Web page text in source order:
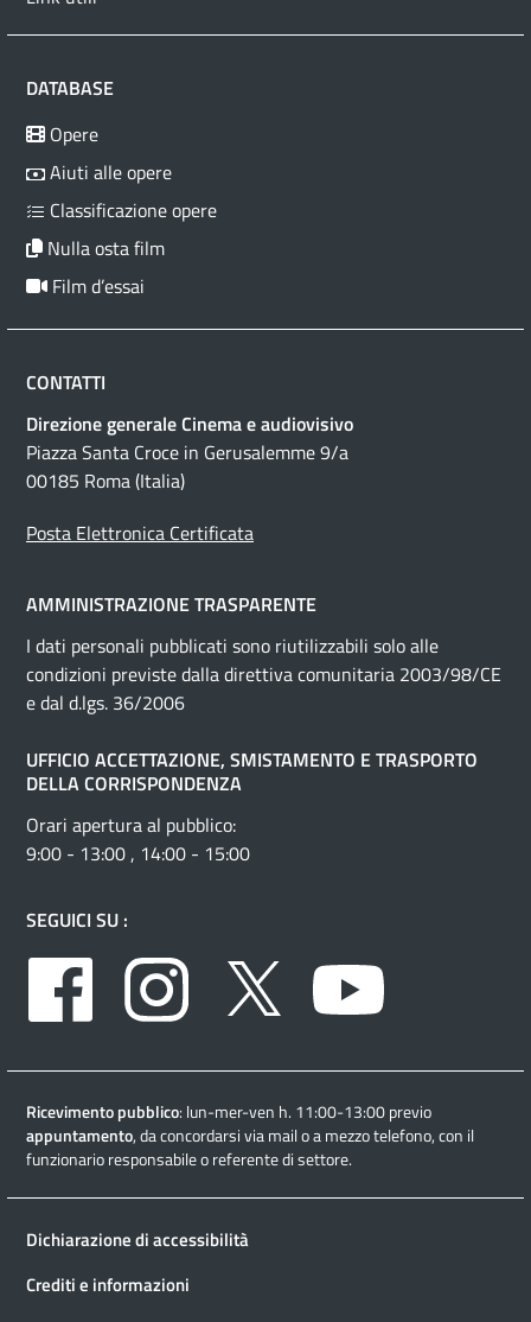
DATABASE
Opere
Aiuti alle opere
Classificazione opere
Nulla osta film
Film d’essai
CONTATTI
Direzione generale Cinema e audiovisivo
Piazza Santa Croce in Gerusalemme 9/a
00185 Roma (Italia)
Posta Elettronica Certificata
AMMINISTRAZIONE TRASPARENTE
I dati personali pubblicati sono riutilizzabili solo alle
condizioni previste dalla direttiva comunitaria 2003/98/CE
e dal d.lgs. 36/2006
UFFICIO ACCETTAZIONE, SMISTAMENTO E TRASPORTO
DELLA CORRISPONDENZA
Orari apertura al pubblico:
9:00 - 13:00 , 14:00 - 15:00
SEGUICI SU :
Facebook
Instagram Twitter
Ricevimento pubblico: lun-mer-ven h. 11:00-13:00 previo
appuntamento, da concordarsi via mail o a mezzo telefono, con il
funzionario responsabile o referente di settore.
Dichiarazione di accessibilità
Crediti e informazioni